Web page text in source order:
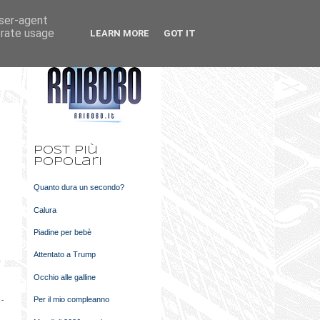
-
Post più
popolari
Quanto dura un secondo?
Calura
Piadine per bebè
Attentato a Trump
Occhio alle galline
Per il mio compleanno
agent
usage
LEARN MORE GOT IT